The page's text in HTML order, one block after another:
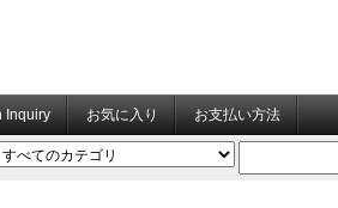
Inquiry お気に入り お支払い方法